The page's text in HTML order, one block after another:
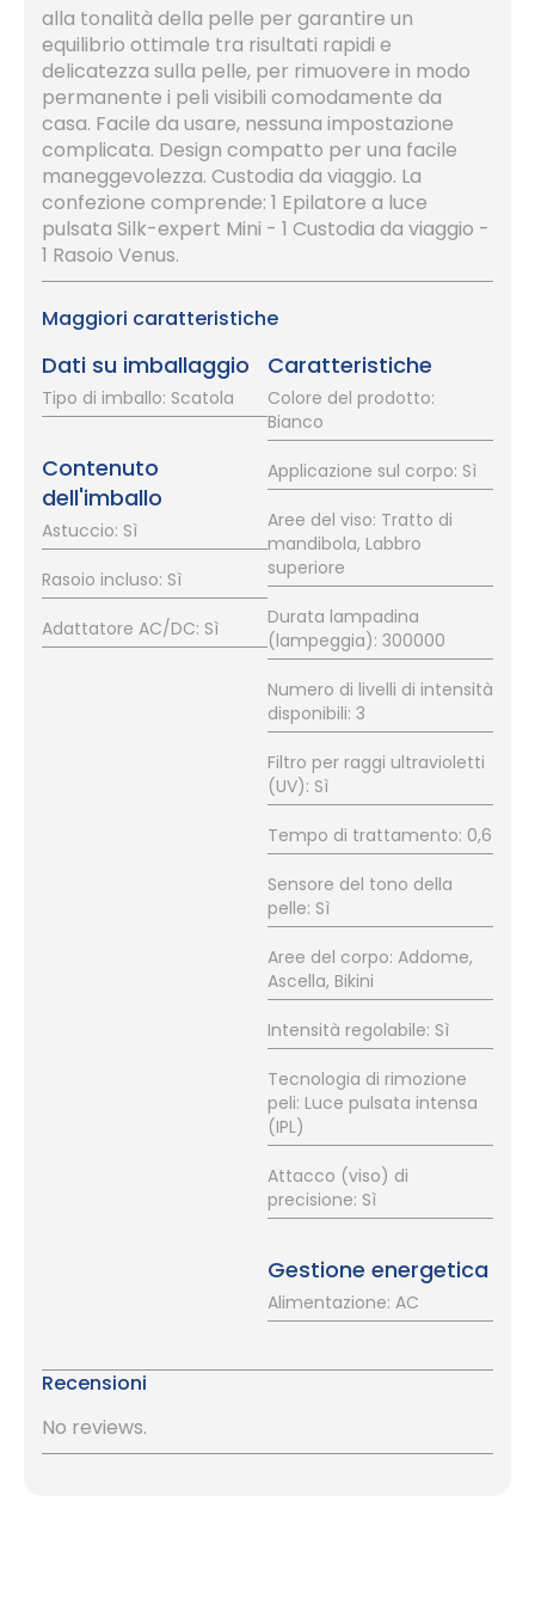
alla tonalità della pelle per garantire un
equilibrio ottimale tra risultati rapidi e
delicatezza sulla pelle, per rimuovere in modo
permanente i peli visibili comodamente da
casa. Facile da usare, nessuna impostazione
complicata. Design compatto per una facile
maneggevolezza. Custodia da viaggio. La
confezione comprende: 1 Epilatore a luce
pulsata Silk-expert Mini - 1 Custodia da viaggio -
1 Rasoio Venus.
Maggiori caratteristiche
Dati su imballaggio
Tipo di imballo: Scatola
Contenuto
dell'imballo
Astuccio: Sì
Rasoio incluso: Sì
Adattatore AC/DC: Sì
Caratteristiche
Colore del prodotto:
Bianco
Applicazione sul corpo: Sì
Aree del viso: Tratto di
mandibola, Labbro
superiore
Durata lampadina
(lampeggia): 300000
Numero di livelli di intensità
disponibili: 3
Filtro per raggi ultravioletti
(UV): Sì
Tempo di trattamento: 0,6
Sensore del tono della
pelle: Sì
Aree del corpo: Addome,
Ascella, Bikini
Intensità regolabile: Sì
Tecnologia di rimozione
peli: Luce pulsata intensa
(IPL)
Attacco (viso) di
precisione: Sì
Gestione energetica
Alimentazione: AC
Recensioni
No reviews.